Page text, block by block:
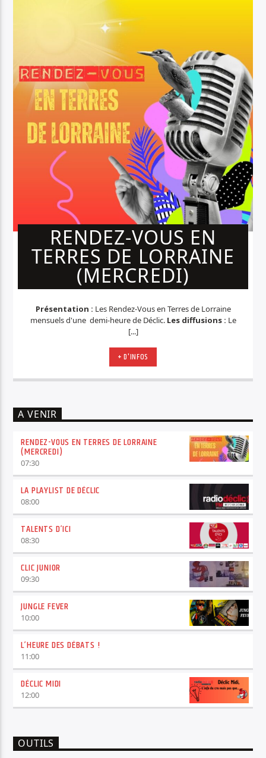
RENDEZ-VOUS EN
TERRES DE LORRAINE
(MERCREDI)
Présentation : Les Rendez-Vous en Terres de Lorraine
mensuels d'une demi-heure de Déclic. Les diffusions : Le
[...]
+ D'INFOS
A VENIR
RENDEZ-VOUS EN TERRES DE LORRAINE
(MERCREDI)
07:30
LA PLAYLIST DE DÉCLIC
08:00
TALENTS D’ICI
08:30
CLIC JUNIOR
09:30
JUNGLE FEVER
10:00
L’HEURE DES DÉBATS !
11:00
DÉCLIC MIDI
12:00
OUTILS